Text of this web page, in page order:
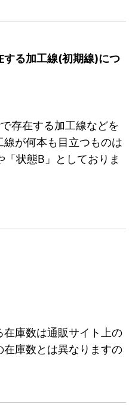
する加工線(初期線)につ
存在する加工線などを
が何本も目立つものは
状態B」としておりま
庫数は通販サイト上の
庫数とは異なりますの